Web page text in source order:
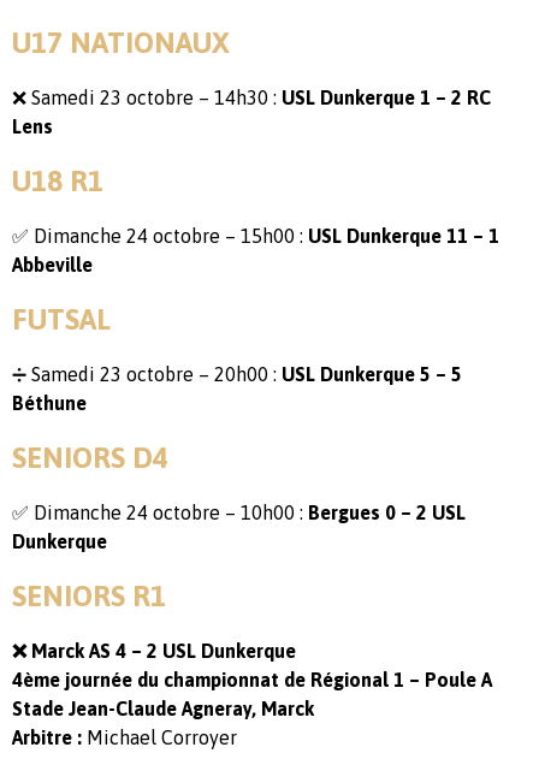
U17 NATIONAUX
❌ Samedi 23 octobre – 14h30 : USL Dunkerque 1 – 2 RC
Lens
U18 R1
✅ Dimanche 24 octobre – 15h00 : USL Dunkerque 11 – 1
Abbeville
FUTSAL
➗ Samedi 23 octobre – 20h00 : USL Dunkerque 5 – 5
Béthune
SENIORS D4
✅ Dimanche 24 octobre – 10h00 : Bergues 0 – 2 USL
Dunkerque
SENIORS R1
❌ Marck AS 4 – 2 USL Dunkerque
4ème journée du championnat de Régional 1 – Poule A
Stade Jean-Claude Agneray, Marck
Arbitre : Michael Corroyer